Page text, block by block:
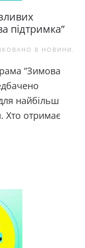
підтримка”
В НОВИНИ .
“Зимова
найбільш
Хто отримає